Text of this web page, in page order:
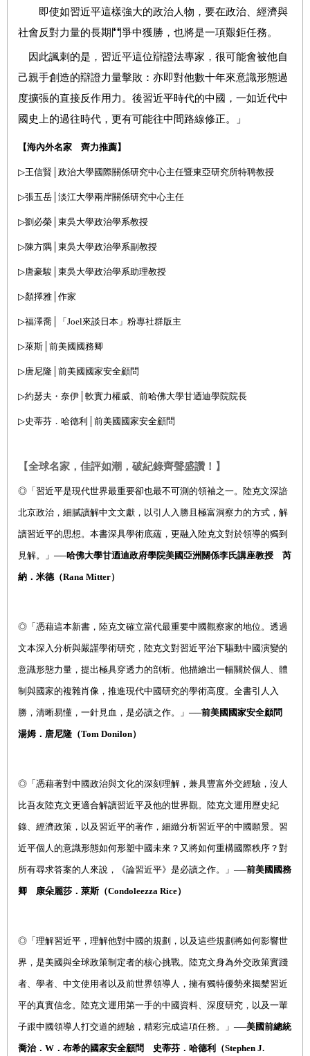
即使如習近平這樣強大的政治人物，要在政治、經濟與
社會反對力量的長期鬥爭中獲勝，也將是一項艱鉅任務。
因此諷刺的是，習近平這位辯證法專家，很可能會被他自
己親手創造的辯證力量擊敗：亦即對他數十年來意識形態過
度擴張的直接反作用力。後習近平時代的中國，一如近代中
國史上的過往時代，更有可能往中間路線修正。」
【海內外名家 齊力推薦】
▷王信賢│政治大學國際關係研究中心主任暨東亞研究所特聘教授
▷張五岳│淡江大學兩岸關係研究中心主任
▷劉必榮│東吳大學政治學系教授
▷陳方隅│東吳大學政治學系副教授
▷唐豪駿│東吳大學政治學系助理教授
▷顏擇雅 │作家
▷福澤喬 「Joel來談日本」粉專社群版主
▷萊斯 前美國國務卿
▷唐尼隆 前美國國家安全顧問
▷約瑟夫・奈伊 │軟實力權威、 前哈佛大學甘迺迪學院院長
▷史蒂芬．哈德利 前美國國家安全顧問
【全球名家，佳評如潮，破紀錄齊聲盛讚！】
◎ 「習近平是現代世界最重要卻也最不可測的領袖之一。陸克文深諳
北京政治，細膩讀解中文文獻，以引人入勝且極富洞察力的方式，解
讀習近平的思想。本書深具學術底蘊，更融入陸克文對於領導的獨到
見解。」──哈佛大學甘迺迪政府學院美國亞洲關係李氏講座教授 芮
納．米德（Rana Mitter）
◎ 「憑藉這本新書，陸克文確立當代最重要中國觀察家的地位。透過
文本深入分析與嚴謹學術研究，陸克文對習近平治下驅動中國演變的
意識形態力量，提出極具穿透力的剖析。他描繪出一幅關於個人、體
制與國家的複雜肖像，推進現代中國研究的學術高度。全書引人入
勝，清晰易懂，一針見血，是必讀之作。」──前美國國家安全顧問
湯姆．唐尼隆（Tom Donilon）
◎ 「憑藉著對中國政治與文化的深刻理解，兼具豐富外交經驗，沒人
比吾友陸克文更適合解讀習近平及他的世界觀。陸克文運用歷史紀
錄、經濟政策，以及習近平的著作，細緻分析習近平的中國願景。習
近平個人的意識形態如何形塑中國未來？又將如何重構國際秩序？對
所有尋求答案的人來說，《論習近平》是必讀之作。」──前美國國務
卿 康朵麗莎．萊斯（Condoleezza Rice）
◎ 「理解習近平，理解他對中國的規劃，以及這些規劃將如何影響世
界，是美國與全球政策制定者的核心挑戰。陸克文身為外交政策實踐
者、學者、中文使用者以及前世界領導人，擁有獨特優勢來揭櫫習近
平的真實信念。陸克文運用第一手的中國資料、深度研究，以及一輩
子跟中國領導人打交道的經驗，精彩完成這項任務。」──美國前總統
喬治．W．布希的國家安全顧問 史蒂芬．哈德利（Stephen J.